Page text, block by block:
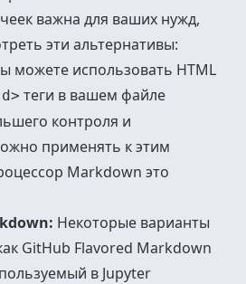
важна для ваших нужд,
эти альтернативы:
можете использовать HTML
теги в вашем файле
контроля и
применять к этим
Markdown это
Некоторые варианты
GitHub Flavored Markdown
в Jupyter